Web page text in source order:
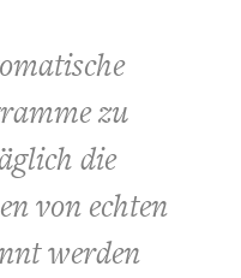
zu
die
von echten
werden